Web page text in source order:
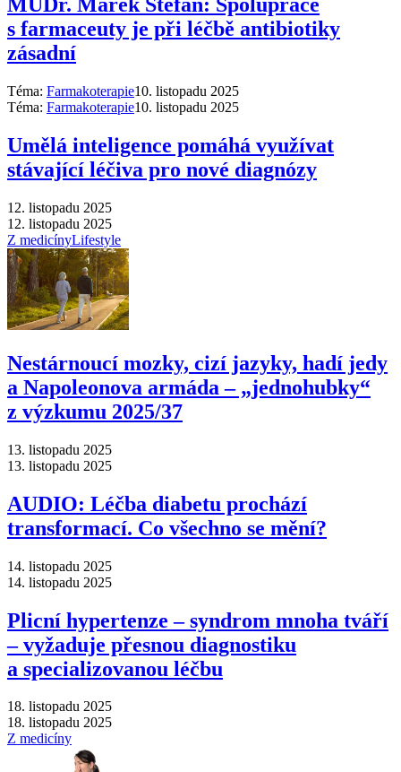
MUDr. Marek Štefan: Spolupráce
s farmaceuty je při léčbě antibiotiky
zásadní
Téma: Farmakoterapie10. listopadu 2025
Téma: Farmakoterapie10. listopadu 2025
Umělá inteligence pomáhá využívat
stávající léčiva pro nové diagnózy
12. listopadu 2025
12. listopadu 2025
Z medicínyLifestyle
Nestárnoucí mozky, cizí jazyky, hadí jedy
a Napoleonova armáda –⁠ „jednohubky“
z výzkumu 2025/37
13. listopadu 2025
13. listopadu 2025
AUDIO: Léčba diabetu prochází
transformací. Co všechno se mění?
14. listopadu 2025
14. listopadu 2025
Plicní hypertenze –⁠ syndrom mnoha tváří
–⁠ vyžaduje přesnou diagnostiku
a specializovanou léčbu
18. listopadu 2025
18. listopadu 2025
Z medicíny